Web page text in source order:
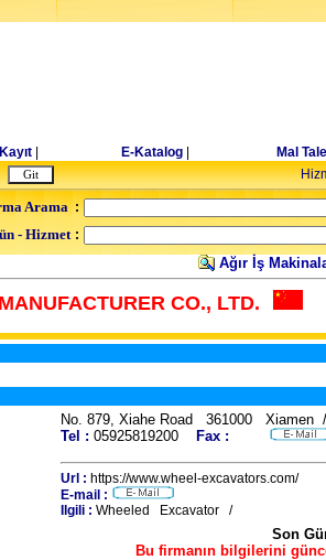
E-Katalog Mal
Arama :
- Hizmet :
Ağır İş
CO., LTD.
No. 879, Xiahe Road 361000 Xiamen /
Tel : 05925819200 Fax :
Url : https://www.wheel-excavators.com/
E-mail :
Ilgili : Wheeled Excavator /
Son
Bu firmanın bilgilerini